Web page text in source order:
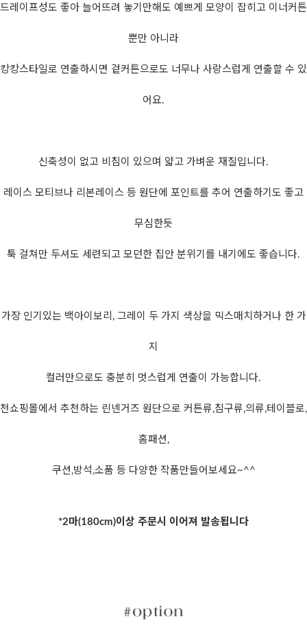
드레이프성도 좋아 늘어뜨려 놓기만해도 예쁘게 모양이 잡히고 이너커튼
뿐만 아니라
캉캉스타일로 연출하시면 겉커튼으로도 너무나 사랑스럽게 연출할 수 있
어요.
신축성이 없고 비침이 있으며 얇고 가벼운 재질입니다.
레이스 모티브나 리본레이스 등 원단에 포인트를 추어 연출하기도 좋고
무심한듯
툭 걸쳐만 두셔도 세련되고 모던한 집안 분위기를 내기에도 좋습니다.
가장 인기있는 백아이보리, 그레이 두 가지 색상을 믹스매치하거나 한 가
지
컬러만으로도 충분히 멋스럽게 연출이 가능합니다.
천쇼핑몰에서 추천하는 린넨거즈 원단으로 커튼류,침구류,의류,테이블로,
홈패션,
쿠션,방석,소품 등 다양한 작품만들어보세요~^^
*2마(180cm)이상 주문시 이어져 발송됩니다